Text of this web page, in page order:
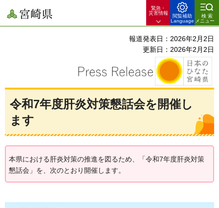
宮崎県
緊急・
災害情報
閲覧補助
Language
検索
メニュー
報道発表日：2026年2月2日
更新日：2026年2月2日
令和7年度肝炎対策懇話会を開催し
ます
本県における肝炎対策の推進を図るため、「令和7年度肝炎対策
懇話会」を、次のとおり開催します。